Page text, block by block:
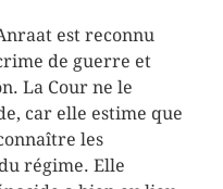
est reconnu
de guerre et
La Cour ne le
car elle estime que
les
régime. Elle